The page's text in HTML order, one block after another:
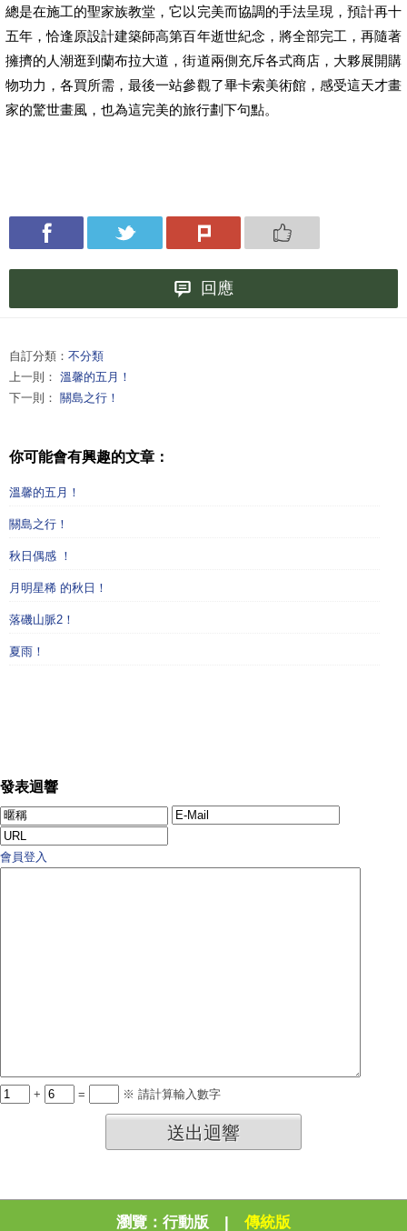
總是在施工的聖家族教堂，它以完美而協調的手法呈現，預計再十
五年，恰逢原設計建築師高第百年逝世紀念，將全部完工，再隨著
擁擠的人潮逛到蘭布拉大道，街道兩側充斥各式商店，大夥展開購
物功力，各買所需，最後一站參觀了畢卡索美術館，感受這天才畫
家的驚世畫風，也為這完美的旅行劃下句點。
回應
自訂分類： 不分類
上一則： 溫馨的五月！
下一則： 關島之行！
你可能會有興趣的文章：
溫馨的五月！
關島之行！
秋日偶感 ！
月明星稀 的秋日！
落磯山脈2！
夏雨！
發表迴響
會員登入
+ = ※ 請計算輸入數字
送出迴響
瀏覽： 行動版 | 傳統版